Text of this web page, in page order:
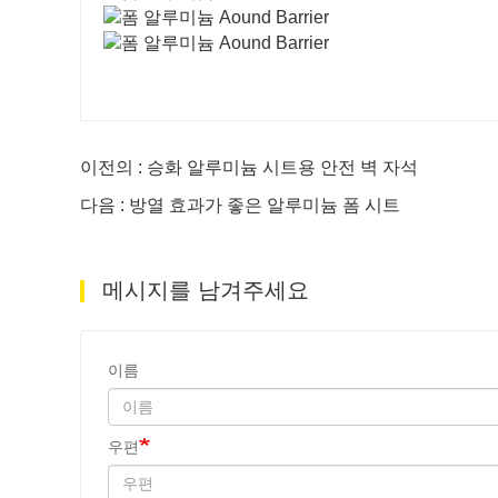
이전의 : 승화 알루미늄 시트용 안전 벽 자석
다음 : 방열 효과가 좋은 알루미늄 폼 시트
메시지를 남겨주세요
이름
우편